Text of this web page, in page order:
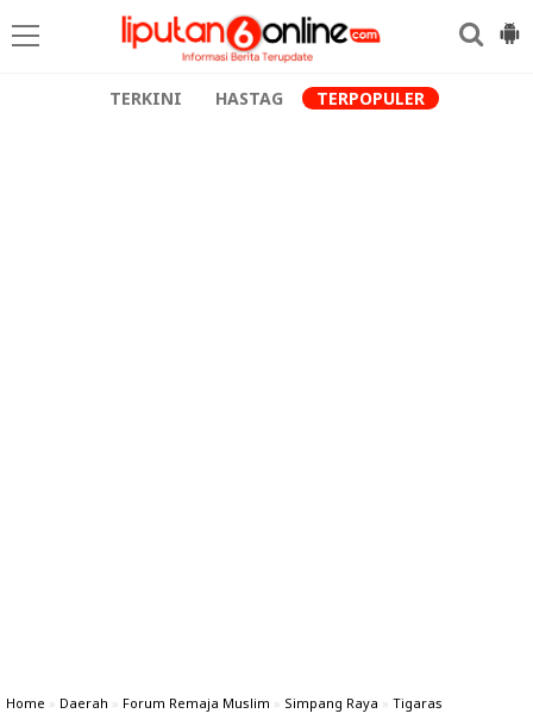
TERKINI HASTAG TERPOPULER
Home » Daerah » Forum Remaja Muslim » Simpang Raya » Tigaras